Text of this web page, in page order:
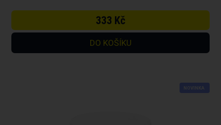
333 Kč
NOVINKA